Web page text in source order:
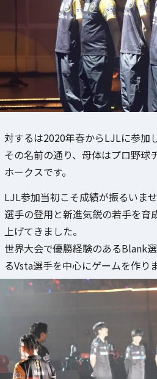
対するは2020年春からLJLに参加
その名前の通り、母体はプロ野球
ホークスです。
LJL参加当初こそ成績が振るいま
選手の登用と新進気鋭の若手を育
上げてきました。
世界大会で優勝経験のあるBlank
るVsta選手を中心にゲームを作りま